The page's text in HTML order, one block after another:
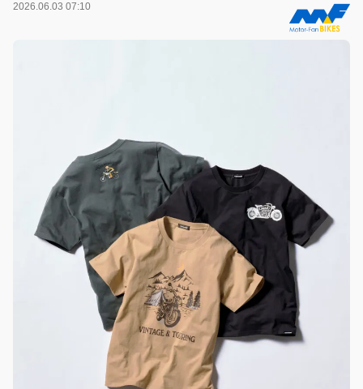
2026.06.03 07:10